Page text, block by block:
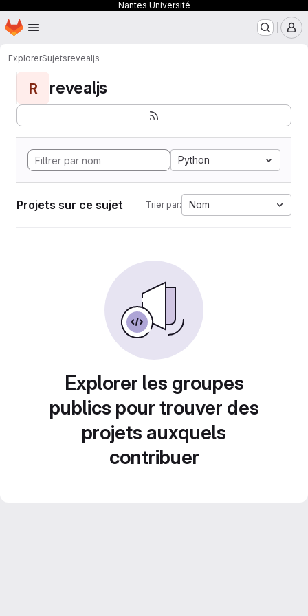
Nantes Université
Passer au contenu principal
Page d'accueil
ExplorerSujetsrevealjs
R revealjs
Python
Projets sur ce sujet Trier par: Nom
Explorer les groupes
publics pour trouver des
projets auxquels
contribuer